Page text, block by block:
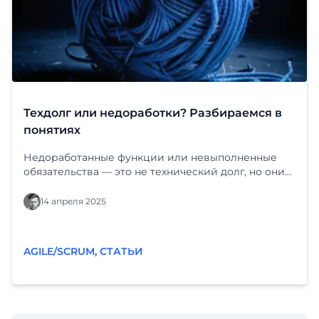
Техдолг или недоработки? Разбираемся в
понятиях
Недоработанные функции или невыполненные
обязательства — это не технический долг, но они
разница? Техдолг — это уже реализованные, но
неоптимальные решения (например, грязный код,
незаметен для конечных пользователей продукта.
невыполненные задачи (например, обещанная, но
14 апреля 2025
AGILE/SCRUM, СТАТЬИ